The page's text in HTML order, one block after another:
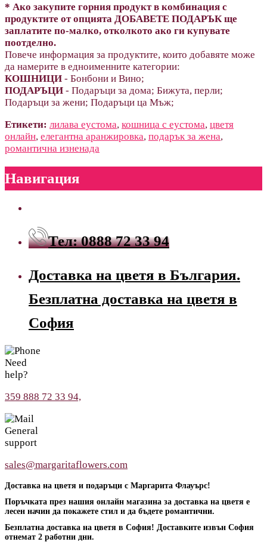
* Ако закупите горния продукт в комбинация с
продуктите от опцията ДОБАВЕТЕ ПОДАРЪК ще
заплатите по-малко, отколкото ако ги купувате
поотделно.
Повече информация за продуктите, които добавяте може
да намерите в едноименните категории:
КОШНИЦИ - Бонбони и Вино;
ПОДАРЪЦИ - Подаръци за дома; Бижута, перли;
Подаръци за жени; Подаръци ца Мъж;
Етикети: лилава еустома, кошница с еустома, цветя
онлайн, елегантна аранжировка, подарък за жена,
романтична изненада
Навигация
Тел: 0888 72 33 94
Доставка на цветя в България.
Безплатна доставка на цветя в
София
Need
help?
359 888 72 33 94,
General
support
sales@margaritaflowers.com
Доставка на цветя и подаръци с Маргарита Флауърс!
Поръчката през нашия онлайн магазина за доставка на цветя е
лесен начин да покажете стил и да бъдете романтични.
Безплатна доставка на цветя в София! Доставките извън София
отнемат 2 работни дни.